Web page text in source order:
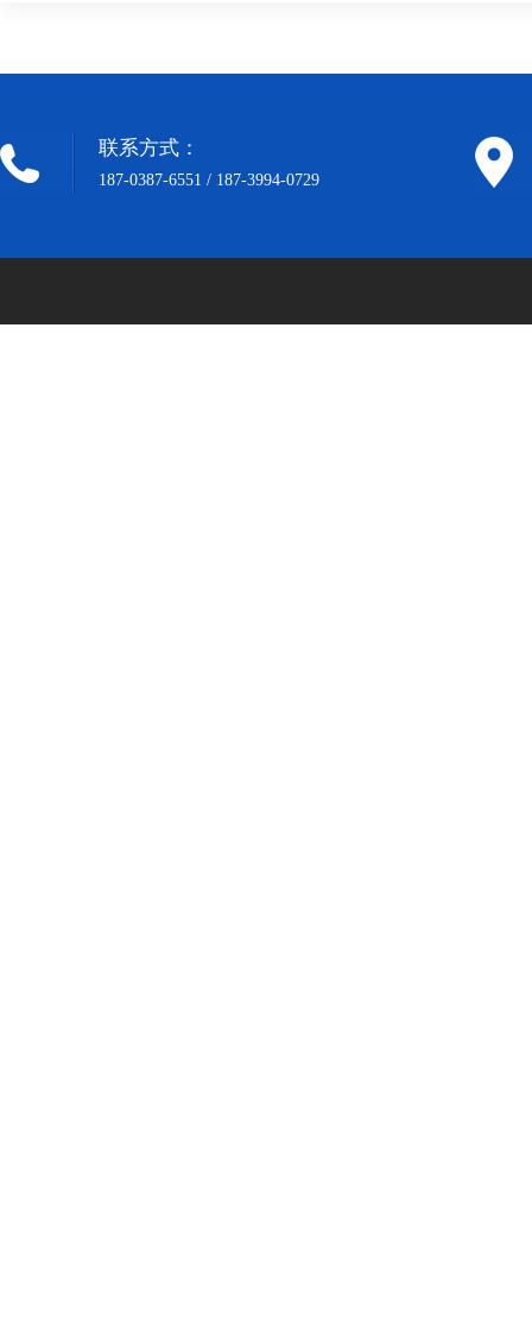
联系方式：
187-0387-6551 / 187-3994-0729